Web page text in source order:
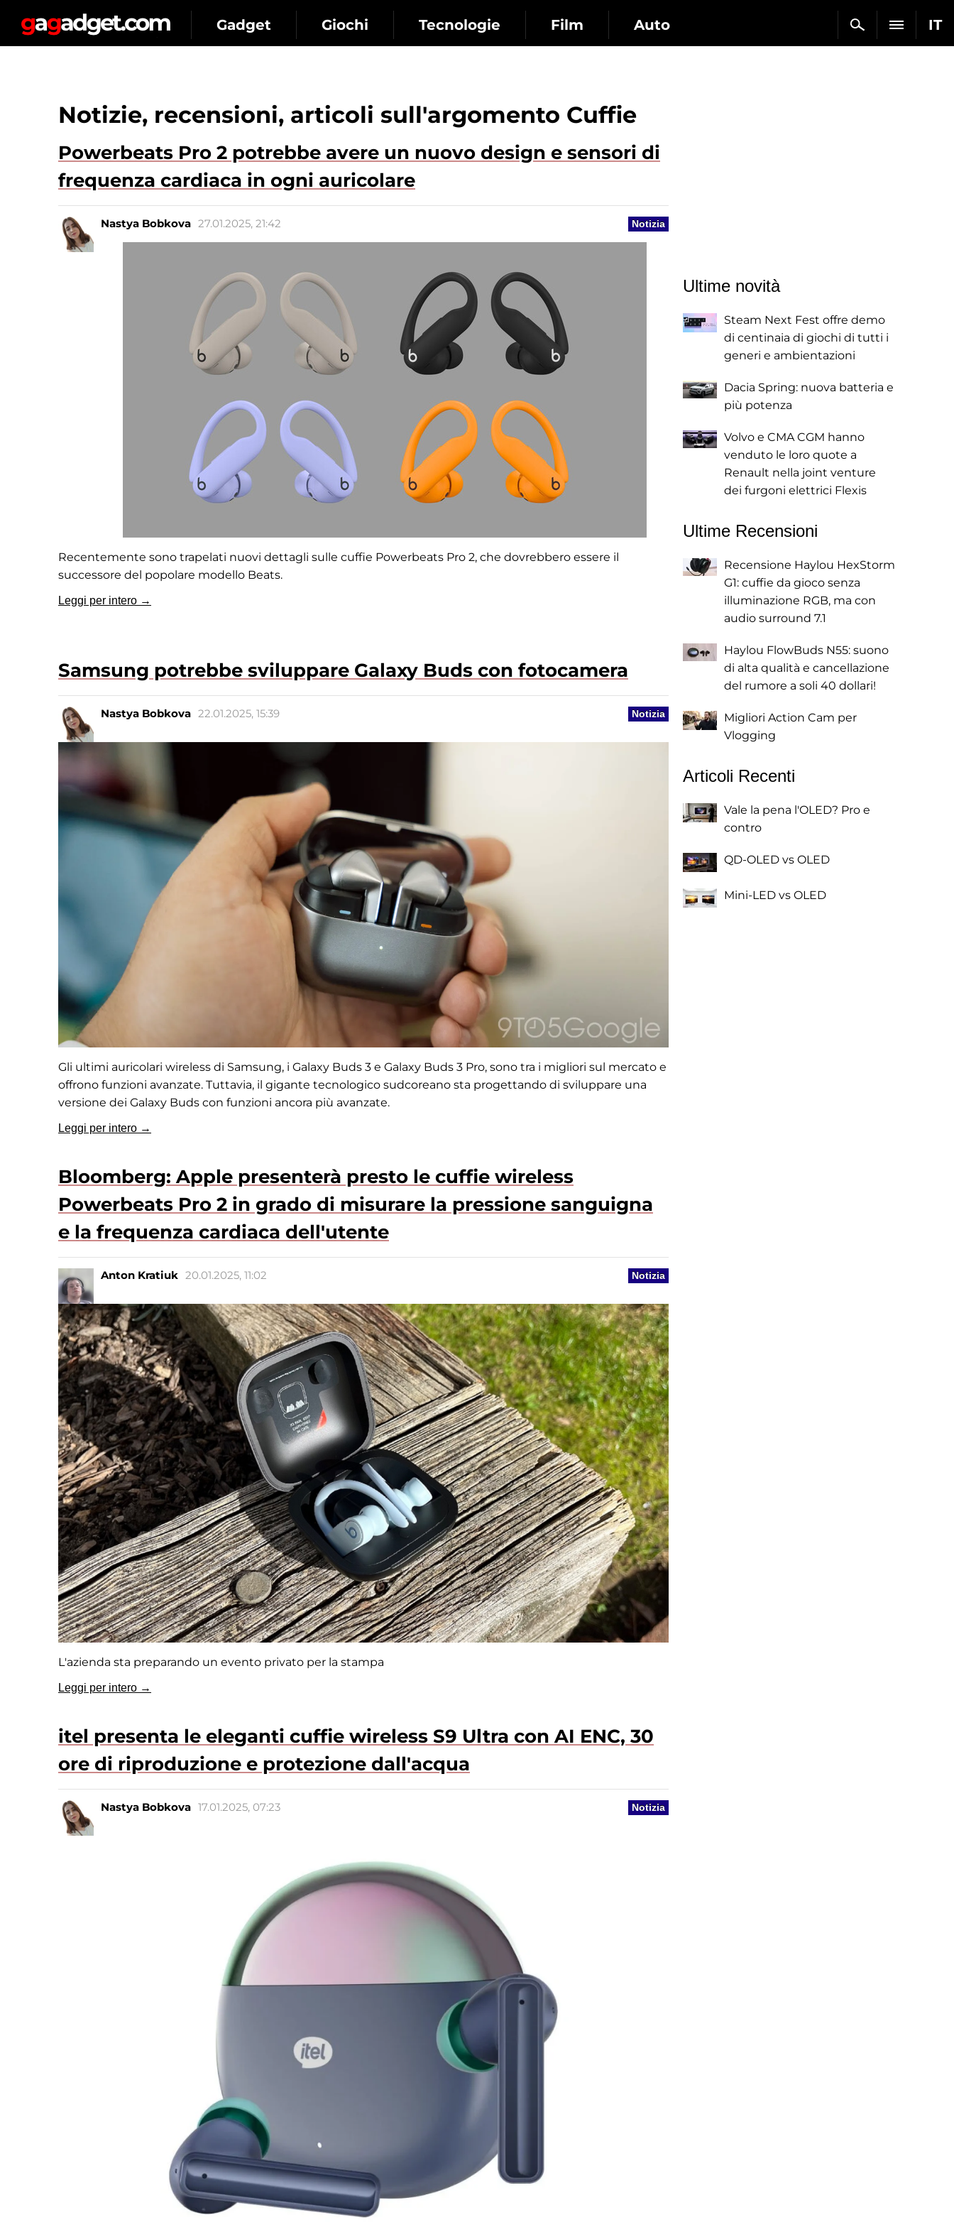
IT
Gadget Giochi Tecnologie Film Auto
Notizie, recensioni, articoli sull'argomento Cuffie
Powerbeats Pro 2 potrebbe avere un nuovo design e sensori di
frequenza cardiaca in ogni auricolare
Notizia
Nastya Bobkova 27.01.2025, 21:42
Recentemente sono trapelati nuovi dettagli sulle cuffie Powerbeats Pro 2, che dovrebbero essere il
successore del popolare modello Beats.
Leggi per intero →
Samsung potrebbe sviluppare Galaxy Buds con fotocamera
Notizia
Nastya Bobkova 22.01.2025, 15:39
Gli ultimi auricolari wireless di Samsung, i Galaxy Buds 3 e Galaxy Buds 3 Pro, sono tra i migliori sul mercato e
offrono funzioni avanzate. Tuttavia, il gigante tecnologico sudcoreano sta progettando di sviluppare una
versione dei Galaxy Buds con funzioni ancora più avanzate.
Leggi per intero →
Bloomberg: Apple presenterà presto le cuffie wireless
Powerbeats Pro 2 in grado di misurare la pressione sanguigna
e la frequenza cardiaca dell'utente
Notizia
Anton Kratiuk 20.01.2025, 11:02
L'azienda sta preparando un evento privato per la stampa
Leggi per intero →
itel presenta le eleganti cuffie wireless S9 Ultra con AI ENC, 30
ore di riproduzione e protezione dall'acqua
Notizia
Nastya Bobkova 17.01.2025, 07:23
Ultime novità
Steam Next Fest offre demo
di centinaia di giochi di tutti i
generi e ambientazioni
Dacia Spring: nuova batteria e
più potenza
Volvo e CMA CGM hanno
venduto le loro quote a
Renault nella joint venture
dei furgoni elettrici Flexis
Ultime Recensioni
Recensione Haylou HexStorm
G1: cuffie da gioco senza
illuminazione RGB, ma con
audio surround 7.1
Haylou FlowBuds N55: suono
di alta qualità e cancellazione
del rumore a soli 40 dollari!
Migliori Action Cam per
Vlogging
Articoli Recenti
Vale la pena l'OLED? Pro e
contro
QD-OLED vs OLED
Mini-LED vs OLED